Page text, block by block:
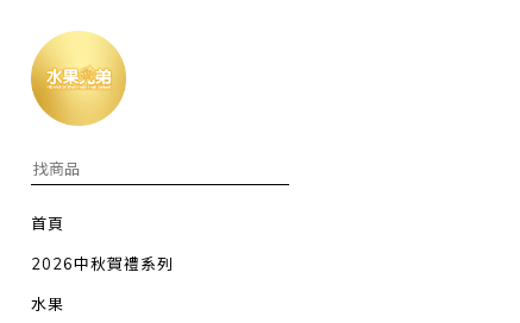
首頁
2026中秋賀禮系列
水果